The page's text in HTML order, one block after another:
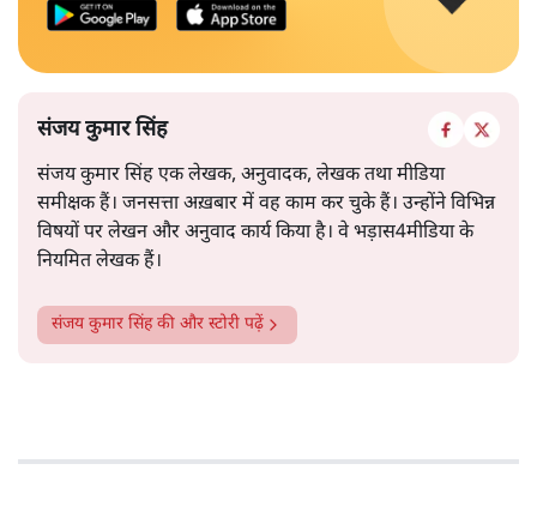
संजय कुमार सिंह
संजय कुमार सिंह एक लेखक, अनुवादक, लेखक तथा मीडिया
समीक्षक हैं। जनसत्ता अख़बार में वह काम कर चुके हैं। उन्होंने विभिन्न
विषयों पर लेखन और अनुवाद कार्य किया है। वे भड़ास4मीडिया के
नियमित लेखक हैं।
संजय कुमार सिंहकी और स्टोरी पढ़ें